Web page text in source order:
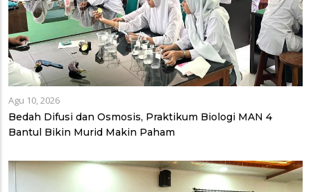
Agu 10, 2026
Bedah Difusi dan Osmosis, Praktikum Biologi MAN 4
Bantul Bikin Murid Makin Paham